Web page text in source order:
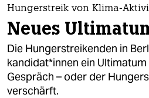
themen
politik
öko
gesellschaft
Hungerstreik von Klima-
Neues
Die Hungerstreikenden in
kan­di­da­t*in­nen ein
Gespräch – oder der
verschärft.